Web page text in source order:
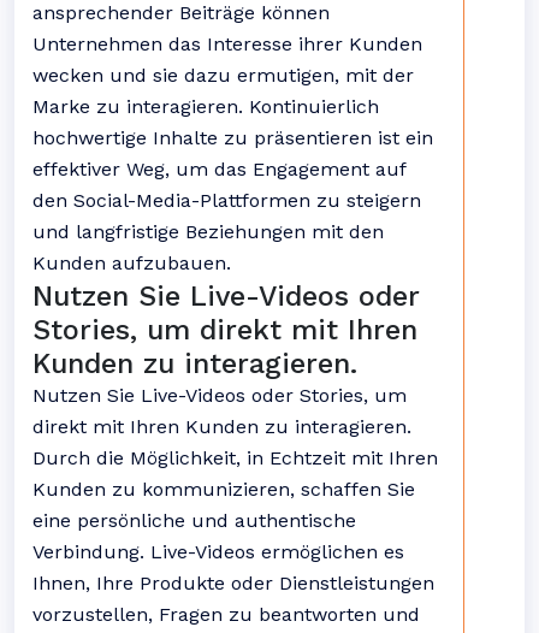
ansprechender Beiträge können
Unternehmen das Interesse ihrer Kunden
wecken und sie dazu ermutigen, mit der
Marke zu interagieren. Kontinuierlich
hochwertige Inhalte zu präsentieren ist ein
effektiver Weg, um das Engagement auf
den Social-Media-Plattformen zu steigern
und langfristige Beziehungen mit den
Kunden aufzubauen.
Nutzen Sie Live-Videos oder
Stories, um direkt mit Ihren
Kunden zu interagieren.
Nutzen Sie Live-Videos oder Stories, um
direkt mit Ihren Kunden zu interagieren.
Durch die Möglichkeit, in Echtzeit mit Ihren
Kunden zu kommunizieren, schaffen Sie
eine persönliche und authentische
Verbindung. Live-Videos ermöglichen es
Ihnen, Ihre Produkte oder Dienstleistungen
vorzustellen, Fragen zu beantworten und